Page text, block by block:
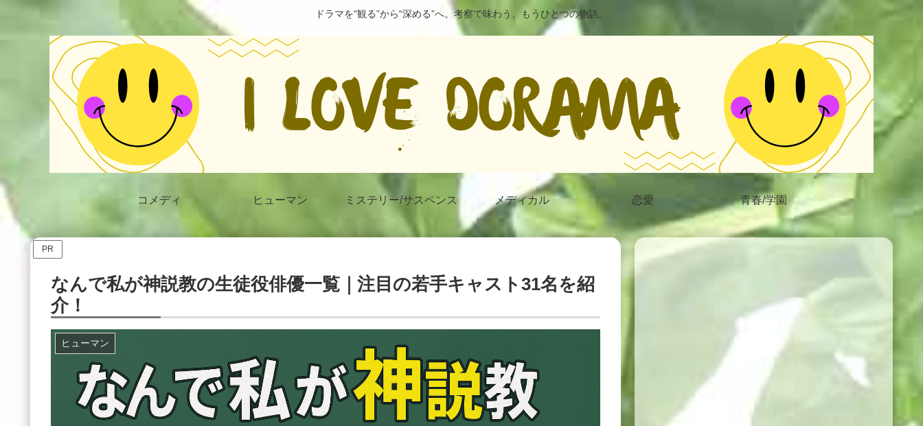
ドラマを“観る”から“深める”へ。考察で味わう、もうひとつの物語。
コメディ ヒューマン ミステリー/サスペンス メディカル 恋愛 青春/学園
PR
なんで私が神説教の生徒役俳優一覧｜注目の若手キャスト31名を紹
介！
ヒューマン